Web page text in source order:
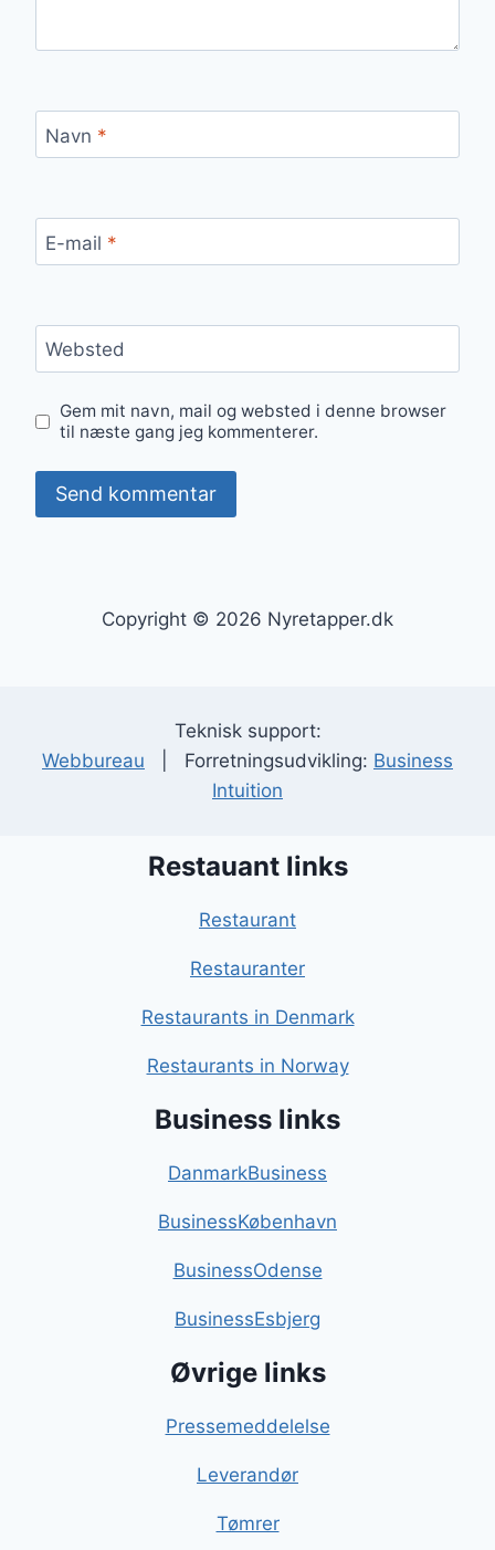
Navn *
E-mail *
Websted
Gem mit navn, mail og websted i denne browser
til næste gang jeg kommenterer.
Copyright © 2026 Nyretapper.dk
Teknisk support:
Webbureau | Forretningsudvikling: Business
Intuition
Restauant links
Restaurant
Restauranter
Restaurants in Denmark
Restaurants in Norway
Business links
DanmarkBusiness
BusinessKøbenhavn
BusinessOdense
BusinessEsbjerg
Øvrige links
Pressemeddelelse
Leverandør
Tømrer